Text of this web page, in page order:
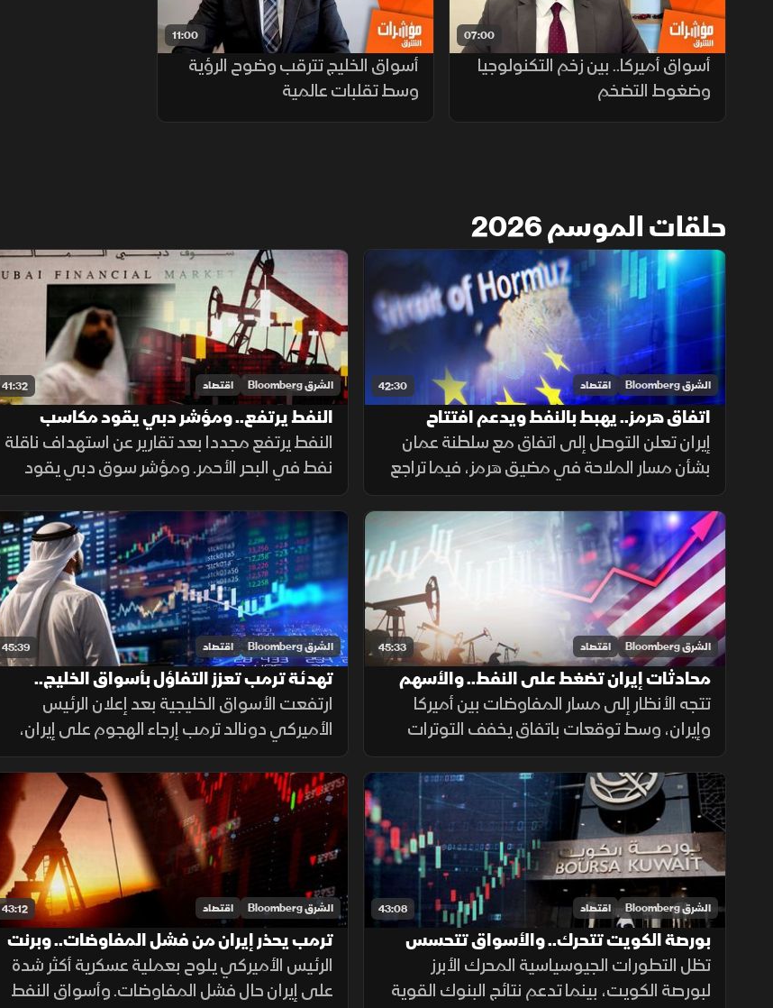
07:00
أسواق أميركا.. بين زخم التكنولوجيا
وضغوط التضخم
11:00
أسواق الخليج تترقب وضوح الرؤية
وسط تقلبات عالمية
حلقات الموسم 2026
42:30 الشرق Bloomberg اقتصاد
اتفاق هرمز.. يهبط بالنفط ويدعم افتتاح
الأسهم الأوروبية
إيران تعلن التوصل إلى اتفاق مع سلطنة عمان
بشأن مسار الملاحة في مضيق هرمز، فيما تراجع
خام برنت إلى ما دون 80 دولارا للبرميل،
واستهلت مؤشرات الأسهم الأوروبية تعاملاتها
على ارتفاع.
41:32 الشرق Bloomberg اقتصاد
النفط يرتفع.. ومؤشر دبي يقود مكاسب
الأسواق الخليجية
النفط يرتفع مجددا بعد تقارير عن استهداف ناقلة
نفط في البحر الأحمر. ومؤشر سوق دبي يقود
مكاسب أسواق المنطقة، ويقترب من استعادة
مستوى 6 آلاف نقطة، وتاسي يواصل التداول
في المنطقة الخضراء
45:33 الشرق Bloomberg اقتصاد
محادثات إيران تضغط على النفط.. والأسهم
الأميركية تواصل الصعود
تتجه الأنظار إلى مسار المفاوضات بين أميركا
وإيران، وسط توقعات باتفاق يخفف التوترات
حول مضيق هرمز، ما ضغط على أسعار النفط،
بينما حافظت الأسهم الأميركية على زخمها
الصعودي مع استمرار التفاؤل في الأسواق.
45:39 الشرق Bloomberg اقتصاد
تهدئة ترمب تعزز التفاؤل بأسواق الخليج..
وتاسي يرتفع بدعم من القياديات
ارتفعت الأسواق الخليجية بعد إعلان الرئيس
الأميركي دونالد ترمب إرجاء الهجوم على إيران،
بالتزامن مع تأكيد ولي العهد السعودي ضرورة
تغليب الحوار وخفض التصعيد. وصعد مؤشر
السوق السعودية بدعم القياديات
43:08 الشرق Bloomberg اقتصاد
بورصة الكويت تتحرك.. والأسواق تتحسس
مسار الفائدة
تظل التطورات الجيوسياسية المحرك الأبرز
لبورصة الكويت، بينما تدعم نتائج البنوك القوية
43:12 الشرق Bloomberg اقتصاد
ترمب يحذر إيران من فشل المفاوضات.. وبرنت
يهوى بأكثر من 15%
الرئيس الأميركي يلوح بعملية عسكرية أكثر شدة
على إيران حال فشل المفاوضات. وأسواق النفط